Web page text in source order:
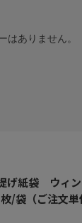
はありません。
げ紙袋 ウィ
/袋（ご注文